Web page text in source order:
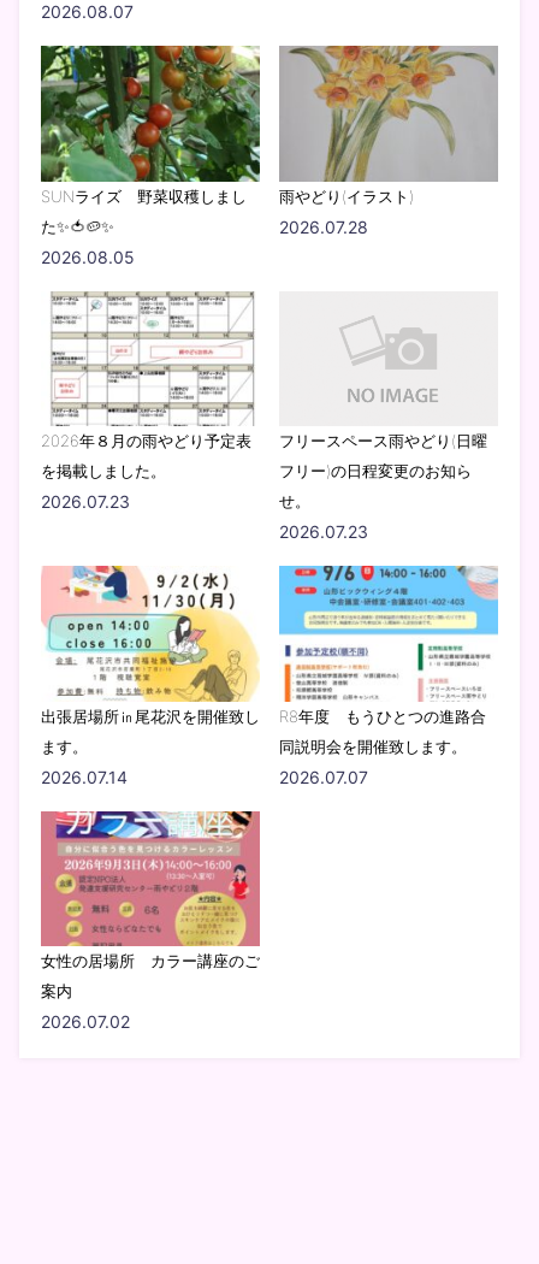
2026.08.07
SUNライズ 野菜収穫しまし
た✨🍅🥔✨
2026.08.05
雨やどり(イラスト)
2026.07.28
2026年８月の雨やどり予定表
を掲載しました。
2026.07.23
フリースペース雨やどり(日曜
フリー)の日程変更のお知ら
せ。
2026.07.23
出張居場所㏌尾花沢を開催致し
ます。
2026.07.14
R8年度 もうひとつの進路合
同説明会を開催致します。
2026.07.07
女性の居場所 カラー講座のご
案内
2026.07.02